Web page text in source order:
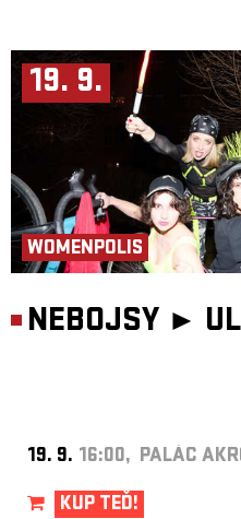
19. 9.
WOMENPOLIS
NEBOJSY ►
19. 9. 16:00, PALÁC
KUP TEĎ!